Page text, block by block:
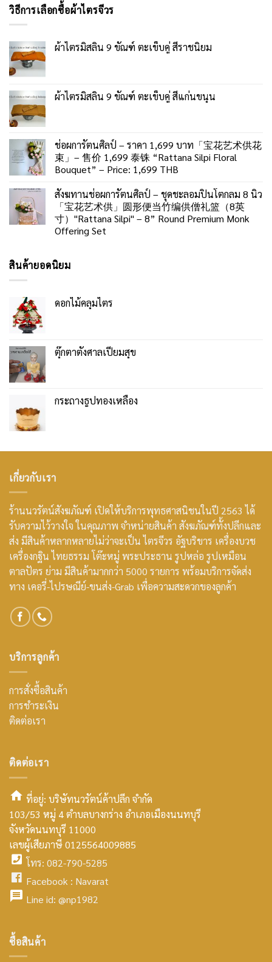
วิธีการเลือกซื้อผ้าไตรจีวร
ผ้าไตรมิสลิน 9 ขัณฑ์ ตะเข็บคู่ สีราชนิยม
ผ้าไตรมิสลิน 9 ขัณฑ์ ตะเข็บคู่ สีแก่นขนุน
ช่อผการัตนศิลป์ – ราคา 1,699 บาท「宝花艺术供花
束」– 售价 1,699 泰铢 “Rattana Silpi Floral
Bouquet” – Price: 1,699 THB
สังฆทานช่อผการัตนศิลป์ – ชุดชะลอมปิ่นโตกลม 8 นิ้ว
「宝花艺术供」圆形便当竹编供僧礼篮（8英
寸）"Rattana Silpi" – 8” Round Premium Monk
Offering Set
สินค้ายอดนิยม
ดอกไม้คลุมไตร
ตุ๊กตาตั้งศาลเปี่ยมสุข
กระถางธูปทองเหลือง
เกี่ยวกับเรา
ร้านนวรัตน์สังฆภัณฑ์ เปิดให้บริการพุทธศาสนิชนในปี 2563 ได้
รับความไว้วางใจ ในคุณภาพ จำหน่ายสินค้า สังฆภัณฑ์ทั้งปลีกและ
ส่ง มีสินค้าหลากหลายไม่ว่าจะเป็น ไตรจีวร อัฐบริขาร เครื่องบวช
เครื่องกฐิน ไทยธรรม โต๊ะหมู่ พระประธาน รูปหล่อ รูปเหมือน
ตาลปัตร ย่าม มีสินค้ามากกว่า 5000 รายการ พร้อมบริการจัดส่ง
ทาง เคอรี่-ไปรษณีย์-ขนส่ง-Grab เพื่อความสะดวกของลูกค้า
บริการลูกค้า
การสั่งซื้อสินค้า
การชำระเงิน
ติดต่อเรา
ติดต่อเรา
smt2
home
icon
ที่อยู่: บริษัทนวรัตน์ค้าปลีก จำกัด
103/53 หมู่ 4 ตำบลบางกร่าง อำเภอเมืองนนทบุรี
จังหวัดนนทบุรี 11000
เลขผู้เสียภาษี 0125564009885
facebook
icon
โทร: 082-790-5285
facebook
Facebook : Navarat
icon
Line id: @np1982
ซื้อสินค้า